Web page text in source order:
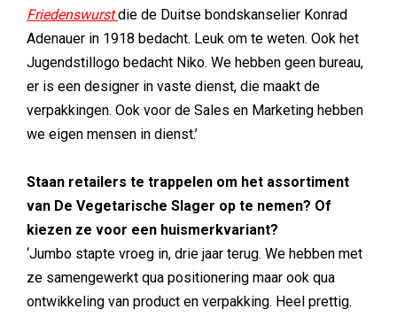
Friedenswurstdie de Duitse bondskanselier Konrad
Adenauer in 1918 bedacht. Leuk om te weten. Ook het
Jugendstillogo bedacht Niko. We hebben geen bureau,
er is een designer in vaste dienst, die maakt de
verpakkingen. Ook voor de Sales en Marketing hebben
we eigen mensen in dienst.’
Staan retailers te trappelen om het assortiment
van De Vegetarische Slager op te nemen? Of
kiezen ze voor een huismerkvariant?
‘Jumbo stapte vroeg in, drie jaar terug. We hebben met
ze samengewerkt qua positionering maar ook qua
ontwikkeling van product en verpakking. Heel prettig.